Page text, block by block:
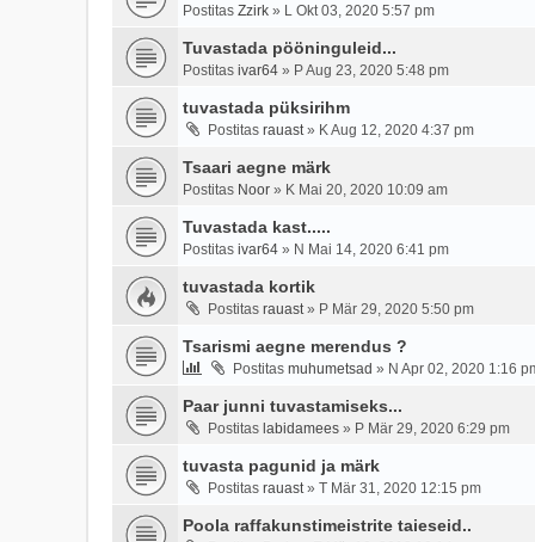
Postitas Zzirk » L Okt 03, 2020 5:57 pm
Tuvastada pööninguleid...
Postitas ivar64 » P Aug 23, 2020 5:48 pm
tuvastada püksirihm
Postitas rauast» K Aug 12, 2020 4:37 pm
Tsaari aegne märk
Postitas Noor » K Mai 20, 2020 10:09 am
Tuvastada kast.....
Postitas ivar64 » N Mai 14, 2020 6:41 pm
tuvastada kortik
Postitas rauast» P Mär 29, 2020 5:50 pm
Tsarismi aegne merendus ?
Postitas muhumetsad » N Apr 02, 2020 1:16
Paar junni tuvastamiseks...
Postitas labidamees » P Mär 29, 2020 6:29 pm
tuvasta pagunid ja märk
Postitas rauast» T Mär 31, 2020 12:15 pm
Poola raffakunstimeistrite taieseid..